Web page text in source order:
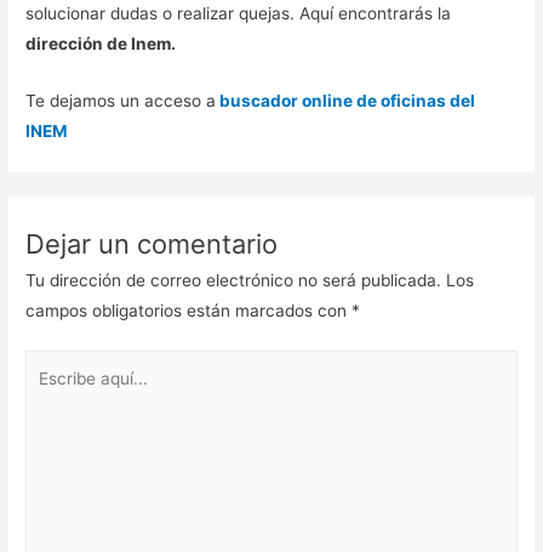
solucionar dudas o realizar quejas. Aquí encontrarás la
dirección de Inem.
Te dejamos un acceso a buscador online de oficinas del
INEM
Dejar un comentario
Tu dirección de correo electrónico no será publicada. Los
campos obligatorios están marcados con *